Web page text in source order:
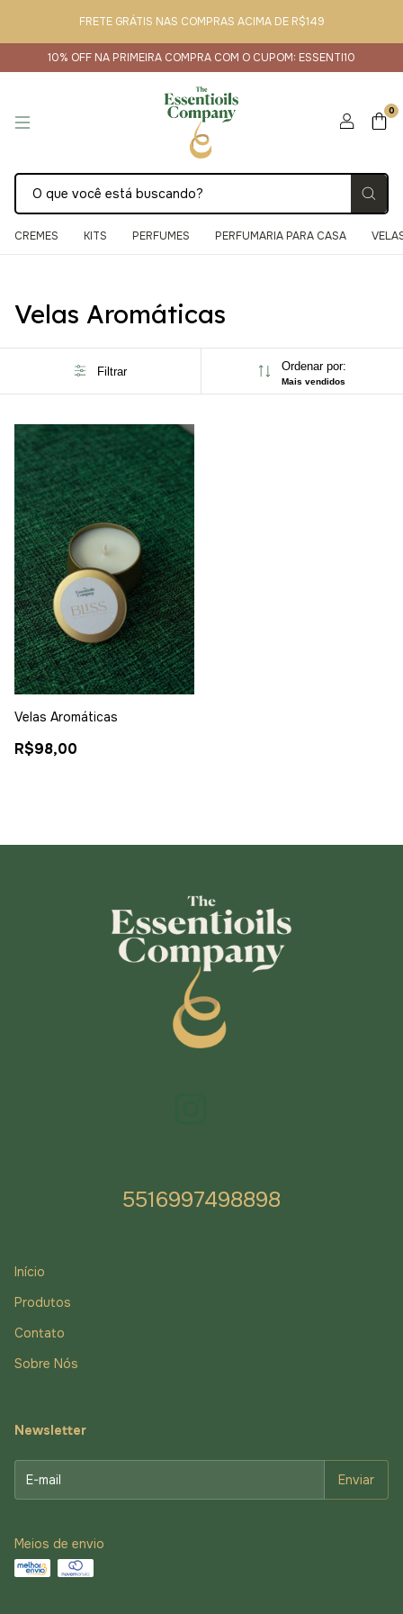
FRETE GRÁTIS NAS COMPRAS ACIMA DE R$149
10% OFF NA PRIMEIRA COMPRA COM O CUPOM: ESSENTI10
0
CREMES KITS PERFUMES PERFUMARIA PARA CASA
Velas Aromáticas
Filtrar Ordenar por:
Mais vendidos
Velas Aromáticas
R$98,00
5516997498898
Início
Produtos
Contato
Sobre Nós
Newsletter
Meios de envio